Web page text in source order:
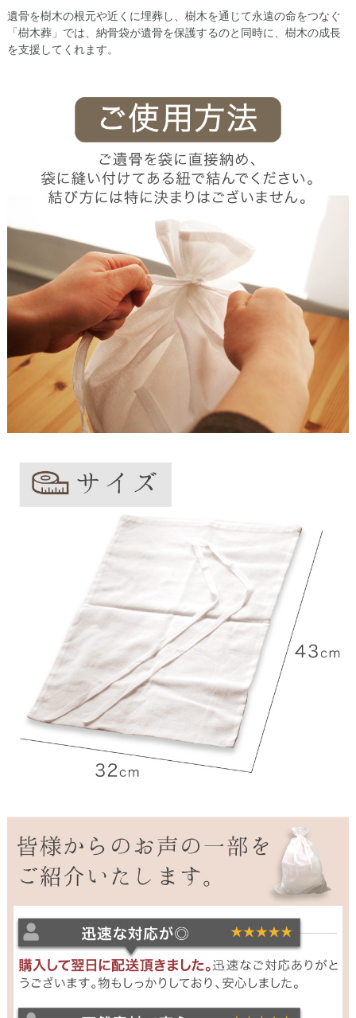
遺骨を樹木の根元や近くに埋葬し、樹木を通じて永遠の命をつなぐ
「樹木葬」では、納骨袋が遺骨を保護するのと同時に、樹木の成長
を支援してくれます。